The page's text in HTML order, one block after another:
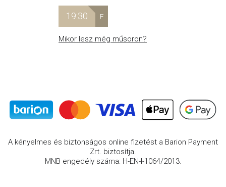
19:30 F
Mikor lesz még műsoron?
A kényelmes és biztonságos online fizetést a Barion Payment
Zrt. biztosítja.
MNB engedély száma: H-EN-I-1064/2013.